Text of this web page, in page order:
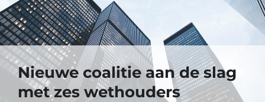
Nieuwe coalitie aan de slag
met zes wethouders